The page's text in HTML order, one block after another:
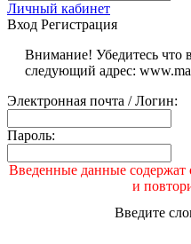
Личный кабинет
Вход Регистрация
Внимание! Убедитесь что
следующий адрес:
Электронная почта / Логин:
Пароль:
Введенные данные содержат
и
Введите